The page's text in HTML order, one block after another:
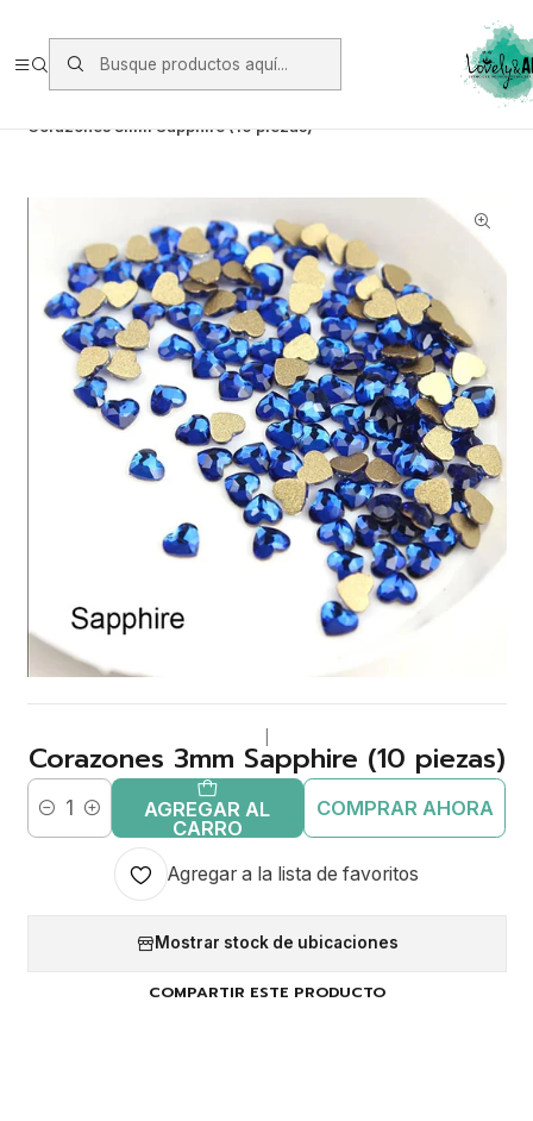
https://www.starken.cl/
Corazones 3mm Sapphire (10 piezas)
Corazones 3mm Sapphire (10 piezas)
Cantidad
AGREGAR AL
CARRO
COMPRAR AHORA
Agregar a la lista de favoritos
Mostrar stock de ubicaciones
COMPARTIR ESTE PRODUCTO